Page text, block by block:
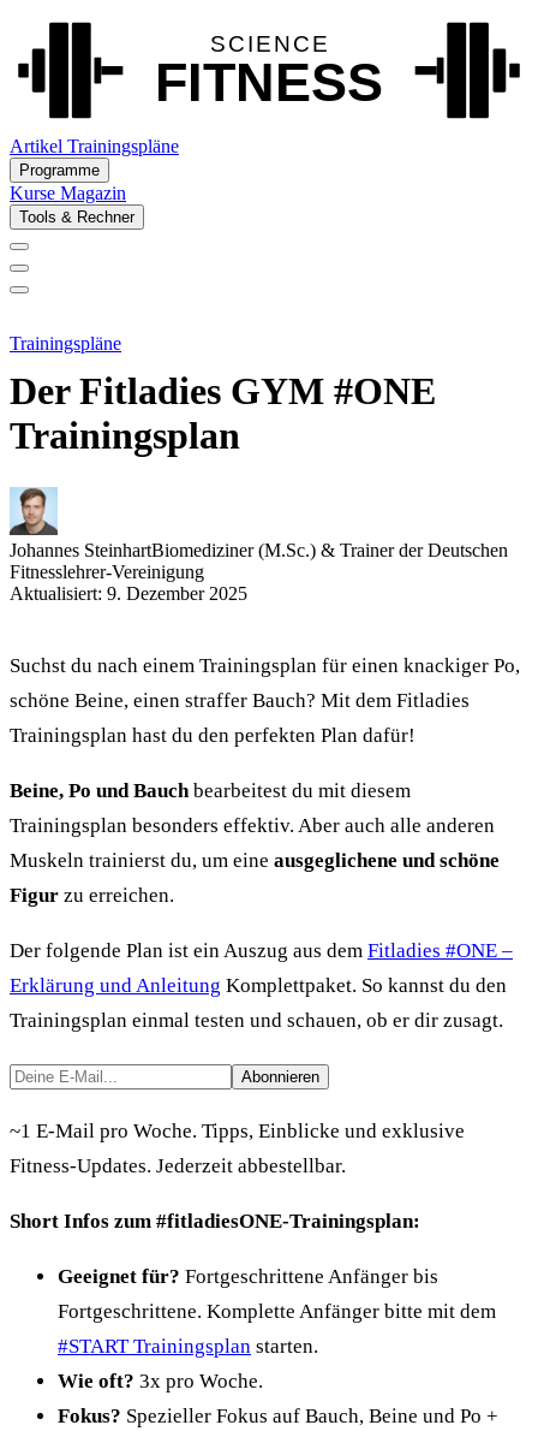
Artikel Trainingspläne
Programme
Kurse Magazin
Tools & Rechner
Trainingspläne
Der Fitladies GYM #ONE
Trainingsplan
Johannes SteinhartBiomediziner (M.Sc.) & Trainer der Deutschen
Fitnesslehrer-Vereinigung
Aktualisiert: 9. Dezember 2025
Suchst du nach einem Trainingsplan für einen knackiger Po,
schöne Beine, einen straffer Bauch? Mit dem Fitladies
Trainingsplan hast du den perfekten Plan dafür!
Beine, Po und Bauchbearbeitest du mit diesem
Trainingsplan besonders effektiv. Aber auch alle anderen
Muskeln trainierst du, um eine ausgeglichene und schöne
Figur zu erreichen.
Der folgende Plan ist ein Auszug aus dem Fitladies #ONE –
Erklärung und Anleitung Komplettpaket. So kannst du den
Trainingsplan einmal testen und schauen, ob er dir zusagt.
Abonnieren
~1 E-Mail pro Woche. Tipps, Einblicke und exklusive
Fitness-Updates. Jederzeit abbestellbar.
Short Infos zum #fitladiesONE-Trainingsplan:
Geeignet für? Fortgeschrittene Anfänger bis
Fortgeschrittene. Komplette Anfänger bitte mit dem
#START Trainingsplan starten.
Wie oft? 3x pro Woche.
Fokus? Spezieller Fokus auf Bauch, Beine und Po +